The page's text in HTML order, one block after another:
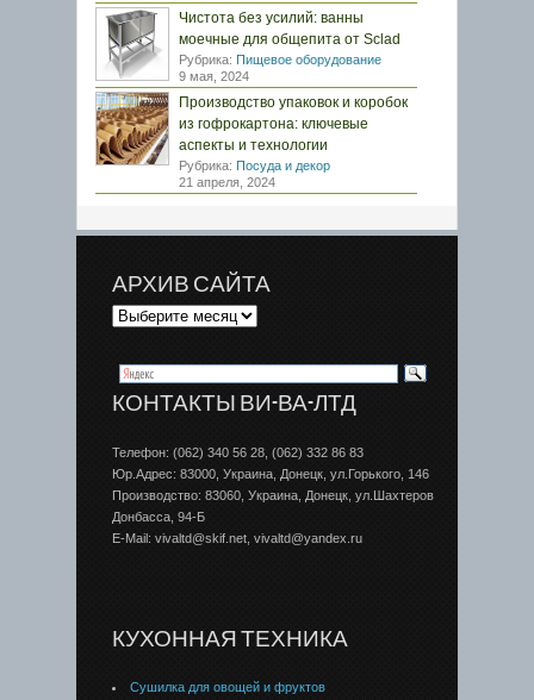
Чистота без усилий: ванны
моечные для общепита от Sclad
Рубрика: Пищевое оборудование
9 мая, 2024
Производство упаковок и коробок
из гофрокартона: ключевые
аспекты и технологии
Рубрика: Посуда и декор
21 апреля, 2024
АРХИВ САЙТА
КОНТАКТЫ ВИ-ВА-ЛТД
Телефон: (062) 340 56 28, (062) 332 86 83
Юр.Адрес: 83000, Украина, Донецк, ул.Горького, 146
Производство: 83060, Украина, Донецк, ул.Шахтеров
Донбаcса, 94-Б
E-Mail: vivaltd@skif.net, vivaltd@yandex.ru
КУХОННАЯ ТЕХНИКА
Сушилка для овощей и фруктов